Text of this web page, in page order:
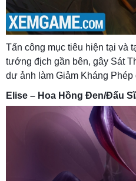
Tấn công mục tiêu hiện tại và
tướng địch gần bên, gây Sát
dư ảnh làm Giảm Kháng
Elise – Hoa Hồng Đen/Đấu